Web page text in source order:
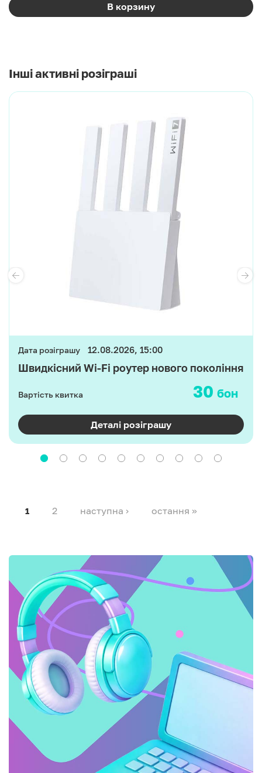
В корзину
Інші активні розіграші
Дата розіграшу 12.08.2026, 15:00
Швидкісний Wi-Fi роутер нового покоління
Вартість квитка 30 бон
Деталі розіграшу
1 2 наступна › остання »